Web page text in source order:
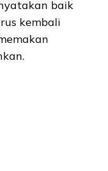
baik
kembali